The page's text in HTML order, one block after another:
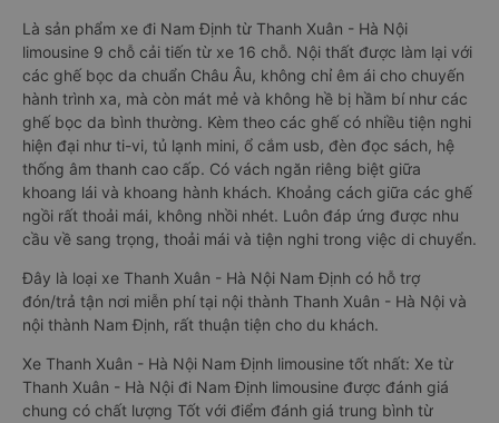
Là sản phẩm xe đi Nam Định từ Thanh Xuân - Hà Nội
limousine 9 chỗ cải tiến từ xe 16 chỗ. Nội thất được làm lại với
các ghế bọc da chuẩn Châu Âu, không chỉ êm ái cho chuyến
hành trình xa, mà còn mát mẻ và không hề bị hầm bí như các
ghế bọc da bình thường. Kèm theo các ghế có nhiều tiện nghi
hiện đại như ti-vi, tủ lạnh mini, ổ cắm usb, đèn đọc sách, hệ
thống âm thanh cao cấp. Có vách ngăn riêng biệt giữa
khoang lái và khoang hành khách. Khoảng cách giữa các ghế
ngồi rất thoải mái, không nhồi nhét. Luôn đáp ứng được nhu
cầu về sang trọng, thoải mái và tiện nghi trong việc di chuyển.
Đây là loại xe Thanh Xuân - Hà Nội Nam Định có hỗ trợ
đón/trả tận nơi miễn phí tại nội thành Thanh Xuân - Hà Nội và
nội thành Nam Định, rất thuận tiện cho du khách.
Xe Thanh Xuân - Hà Nội Nam Định limousine tốt nhất: Xe từ
Thanh Xuân - Hà Nội đi Nam Định limousine được đánh giá
chung có chất lượng Tốt với điểm đánh giá trung bình từ